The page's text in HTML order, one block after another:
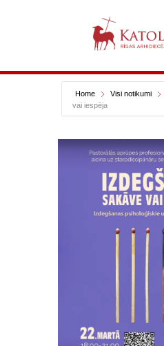
Home Visi notikumi
vai iespēja